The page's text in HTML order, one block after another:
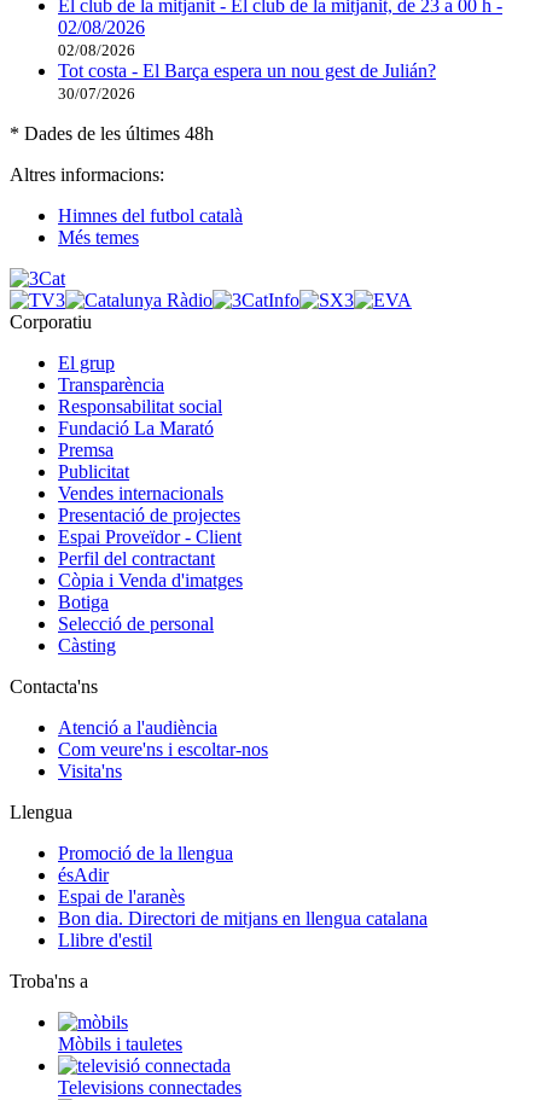
El club de la mitjanit - El club de la mitjanit, de 23 a 00 h -
02/08/2026
02/08/2026
Tot costa - El Barça espera un nou gest de Julián?
30/07/2026
* Dades de les últimes 48h
Altres informacions:
Himnes del futbol català
Més temes
Corporatiu
El grup
Transparència
Responsabilitat social
Fundació La Marató
Premsa
Publicitat
Vendes internacionals
Presentació de projectes
Espai Proveïdor - Client
Perfil del contractant
Còpia i Venda d'imatges
Botiga
Selecció de personal
Càsting
Contacta'ns
Atenció a l'audiència
Com veure'ns i escoltar-nos
Visita'ns
Llengua
Promoció de la llengua
ésAdir
Espai de l'aranès
Bon dia. Directori de mitjans en llengua catalana
Llibre d'estil
Troba'ns a
Mòbils i tauletes
Televisions connectades